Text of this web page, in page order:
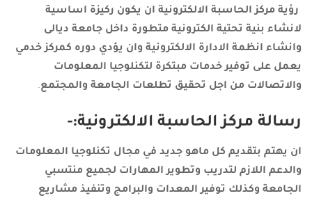
رؤية مركز الحاسبة الالكترونية ان يكون ركيزة اساسية
لانشاء بنية تحتية الكترونية متطورة داخل جامعة ديالى
وانشاء انظمة الادارة الالكترونية وان يؤدي دوره كمركز خدمي
يعمل على توفير خدمات مبتكرة لتكنلوجيا المعلومات
والاتصالات من اجل تحقيق تطلعات الجامعة والمجتمع.
رسالة مركز الحاسبة الالكترونية:-
ان يهتم بتقديم كل ماهو جديد في مجال تكنلوجيا المعلومات
والدعم اللازم لتدريب وتطوير المهارات لجميع منتسبي
الجامعة وكذلك توفير المعدات والبرامج وتنفيذ مشاريع